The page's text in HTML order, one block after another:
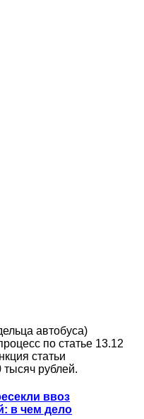
автобуса)
по статье 13.12
статьи
рублей.
ввоз
в чем дело